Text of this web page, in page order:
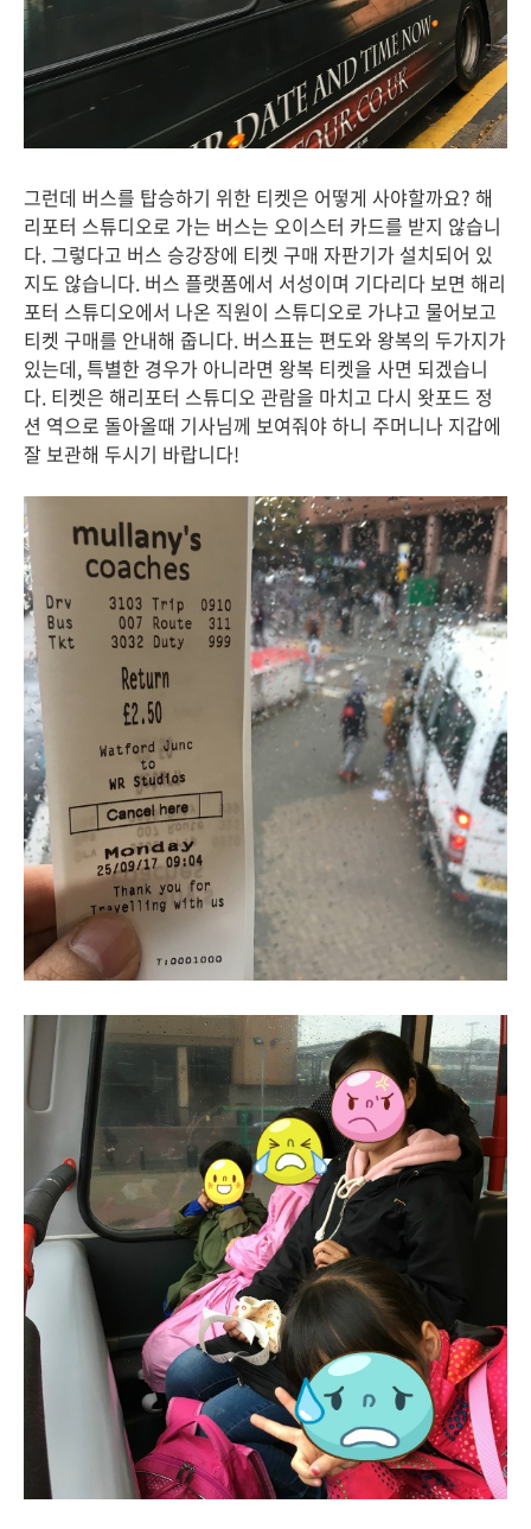
그런데 버스를 탑승하기 위한 티켓은 어떻게 사야할까요? 해
리포터 스튜디오로 가는 버스는 오이스터 카드를 받지 않습니
다. 그렇다고 버스 승강장에 티켓 구매 자판기가 설치되어 있
지도 않습니다. 버스 플랫폼에서 서성이며 기다리다 보면 해리
포터 스튜디오에서 나온 직원이 스튜디오로 가냐고 물어보고
티켓 구매를 안내해 줍니다. 버스표는 편도와 왕복의 두가지가
있는데, 특별한 경우가 아니라면 왕복 티켓을 사면 되겠습니
다. 티켓은 해리포터 스튜디오 관람을 마치고 다시 왓포드 정
션 역으로 돌아올때 기사님께 보여줘야 하니 주머니나 지갑에
잘 보관해 두시기 바랍니다!